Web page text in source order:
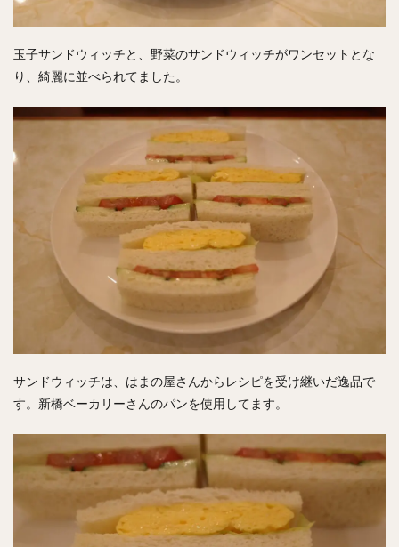
玉子サンドウィッチと、野菜のサンドウィッチがワンセットとな
り、綺麗に並べられてました。
サンドウィッチは、はまの屋さんからレシピを受け継いだ逸品で
す。新橋ベーカリーさんのパンを使用してます。